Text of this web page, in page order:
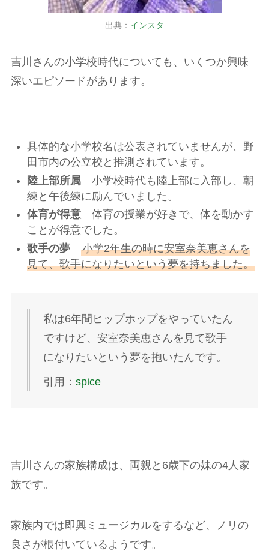
出典： インスタ
吉川さんの小学校時代についても、いくつか興味
深いエピソードがあります。
具体的な小学校名は公表されていませんが、野
田市内の公立校と推測されています。
陸上部所属小学校時代も陸上部に入部し、朝
練と午後練に励んでいました。
体育が得意体育の授業が好きで、体を動かす
ことが得意でした。
歌手の夢
小学2年生の時に安室奈美恵さんを
見て、歌手になりたいという夢を持ちました。
私は6年間ヒップホップをやっていたん
ですけど、安室奈美恵さんを見て歌手
になりたいという夢を抱いたんです。
引用： spice
吉川さんの家族構成は、両親と6歳下の妹の4人家
族です。
家族内では即興ミュージカルをするなど、ノリの
良さが根付いているようです。